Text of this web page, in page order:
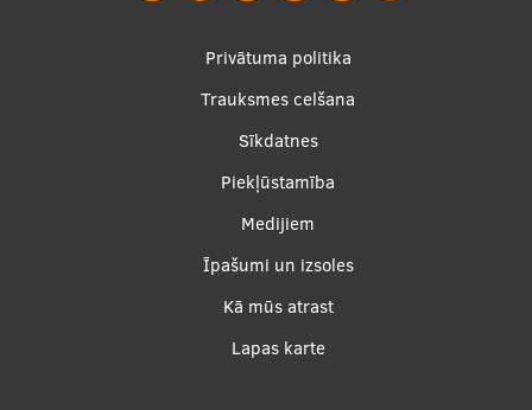
Privātuma politika
Trauksmes celšana
Sīkdatnes
Piekļūstamība
Medijiem
Īpašumi un izsoles
Kā mūs atrast
Lapas karte